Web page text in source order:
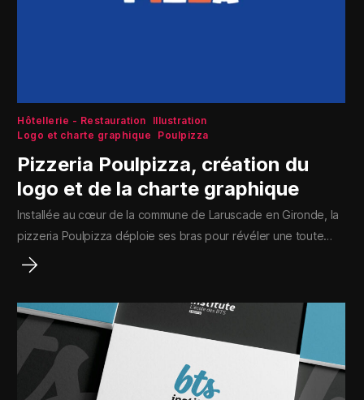
Hôtellerie - Restauration
Illustration
Logo et charte graphique
Poulpizza
Pizzeria Poulpizza, création du
logo et de la charte graphique
Installée au cœur de la commune de Laruscade en Gironde, la
pizzeria Poulpizza déploie ses bras pour révéler une toute…